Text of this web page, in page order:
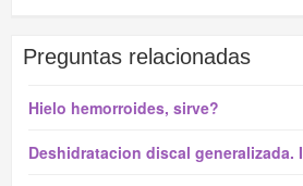
Preguntas relacionadas
Hielo hemorroides, sirve?
Deshidratacion discal generalizada.